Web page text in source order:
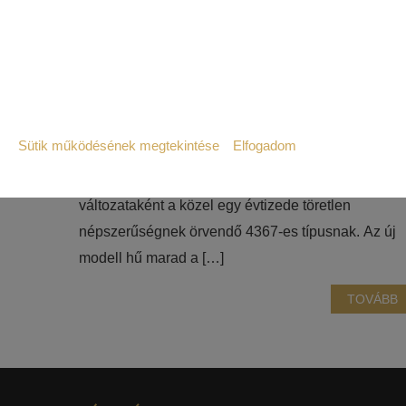
érkezik. A gyártó a modellt a sorozat csúcsára
változataként a közel egy évtizede töretlen
népszerűségnek örvendő 4367-es típusnak. Az új
modell hű marad a […]
TOVÁBB
Az weboldal működéséhez
Statisztikai:
A weboldal statisztikáinak elemzésével
látogatóinknak. Ezért gyűjtünk statisztikai
Sütik működésének megtekintése Elfogadom